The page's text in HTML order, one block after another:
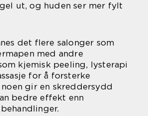
ut, og huden ser mer fylt
det flere salonger som
med andre
kjemisk peeling, lysterapi
for å forsterke
gir en skreddersydd
bedre effekt enn